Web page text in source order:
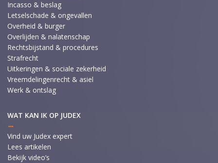
Incasso & beslag
Letselschade & ongevallen
Overheid & burger
Overlijden & nalatenschap
Rechtsbijstand & procedures
Strafrecht
Uitkeringen & sociale zekerheid
Vreemdelingenrecht & asiel
Werk & ontslag
WAT KAN IK OP JUDEX
Vind uw Judex expert
Lees artikelen
Bekijk video’s